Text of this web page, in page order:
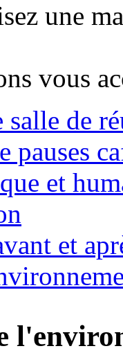
une
vous
salle de
pauses
et
et